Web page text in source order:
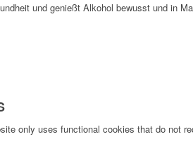
und genießt Alkohol bewusst und in
only uses functional cookies that do not